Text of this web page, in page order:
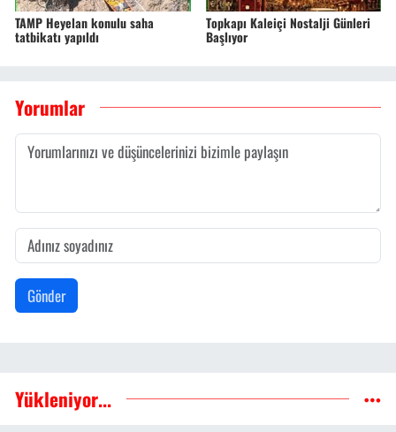
TAMP Heyelan konulu saha
tatbikatı yapıldı
Topkapı Kaleiçi Nostalji Günleri
Başlıyor
Yorumlar
Gönder
Yükleniyor...